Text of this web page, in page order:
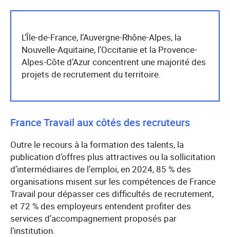
L’Île-de-France, l’Auvergne-Rhône-Alpes, la
Nouvelle-Aquitaine, l’Occitanie et la Provence-
Alpes-Côte d’Azur concentrent une majorité des
projets de recrutement du territoire.
France Travail aux côtés des recruteurs
Outre le recours à la formation des talents, la
publication d’offres plus attractives ou la sollicitation
d’intermédiaires de l’emploi, en 2024, 85 % des
organisations misent sur les compétences de France
Travail pour dépasser ces difficultés de recrutement,
et 72 % des employeurs entendent profiter des
services d’accompagnement proposés par
l’institution.